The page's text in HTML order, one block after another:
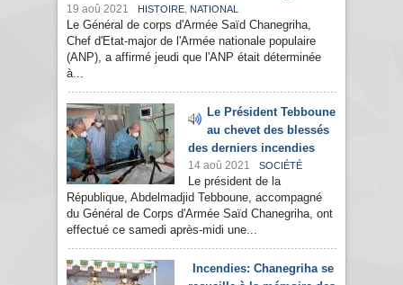
19 aoû 2021 HISTOIRE, NATIONAL
Le Général de corps d'Armée Saïd Chanegriha,
Chef d'Etat-major de l'Armée nationale populaire
(ANP), a affirmé jeudi que l'ANP était déterminée
à...
Le Président Tebboune
au chevet des blessés
des derniers incendies
14 aoû 2021 SOCIÉTÉ
Le président de la
République, Abdelmadjid Tebboune, accompagné
du Général de Corps d'Armée Saïd Chanegriha, ont
effectué ce samedi après-midi une...
Incendies: Chanegriha se